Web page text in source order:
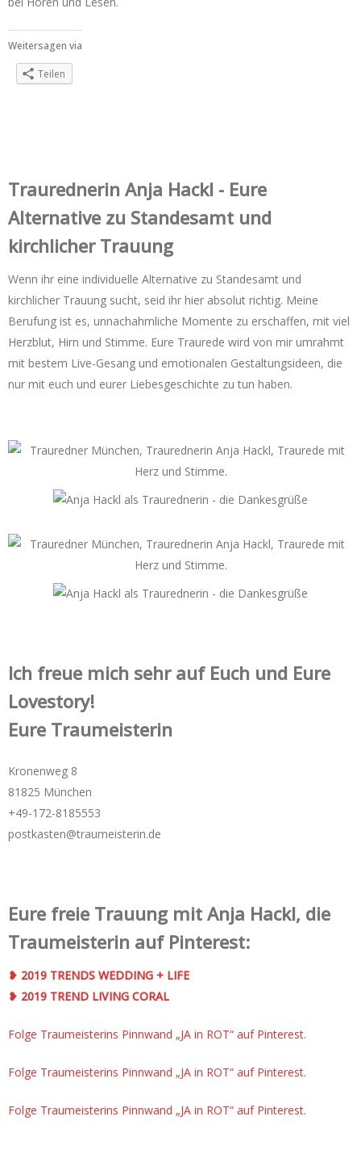
Weitersagen via
Teilen
Trauredner‌in Anja Hackl - Eure
Alternative zu Standesamt und
kirchlicher Trauung
Wenn ihr eine individuelle Alternative zu Standesamt und
kirchlicher Trauung sucht, seid ihr hier absolut richtig. Meine
Berufung ist es, unnachahmliche Momente zu erschaffen, mit viel
Herzblut, Hirn und Stimme. Eure Traurede wird von mir umrahmt
mit bestem Live-Gesang und emotionalen Gestaltungsideen, die
nur mit euch und eurer Liebesgeschichte zu tun haben.
Ich freue mich sehr auf Euch und Eure
Lovestory!
Eure Traumeisterin
Kronenweg 8
81825 München
+49-172-­8185553
postkasten@traumeisterin.de
Eure freie Trauung mit Anja Hackl, die
Traumeisterin auf Pinterest:
❥ 2019 TRENDS WEDDING + LIFE
❥ 2019 TREND LIVING CORAL
Folge Traumeisterins Pinnwand „JA in ROT“ auf Pinterest.
Folge Traumeisterins Pinnwand „JA in ROT“ auf Pinterest.
Folge Traumeisterins Pinnwand „JA in ROT“ auf Pinterest.